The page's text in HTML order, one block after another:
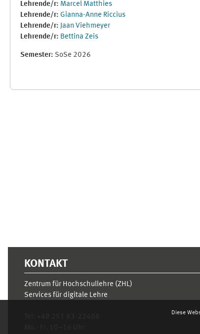
Diese
Lehrende/r: Marcel Matthies
Lehrende/r: Gianna-Anne Riccius
Lehrende/r: Jaan Viehmeyer
Lehrende/r: Bettina Zeis
Semester: SoSe 2026
KONTAKT
Zentrum für Hochschullehre (ZHL)
Services für digitale Lehre